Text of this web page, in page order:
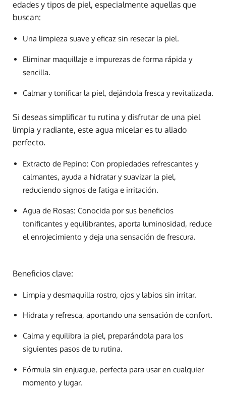
edades y tipos de piel, especialmente aquellas que
buscan:
Una limpieza suave y eficaz sin resecar la piel.
Eliminar maquillaje e impurezas de forma rápida y
sencilla.
Calmar y tonificar la piel, dejándola fresca y revitalizada.
Si deseas simplificar tu rutina y disfrutar de una piel
limpia y radiante, este agua micelar es tu aliado
perfecto.
Extracto de Pepino: Con propiedades refrescantes y
calmantes, ayuda a hidratar y suavizar la piel,
reduciendo signos de fatiga e irritación.
Agua de Rosas: Conocida por sus beneficios
tonificantes y equilibrantes, aporta luminosidad, reduce
el enrojecimiento y deja una sensación de frescura.
Beneficios clave:
Limpia y desmaquilla rostro, ojos y labios sin irritar.
Hidrata y refresca, aportando una sensación de confort.
Calma y equilibra la piel, preparándola para los
siguientes pasos de tu rutina.
Fórmula sin enjuague, perfecta para usar en cualquier
momento y lugar.